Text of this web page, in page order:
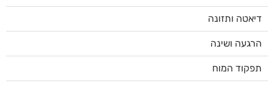
דיאטה ותזונה
הרגעה ושינה
תפקוד המוח